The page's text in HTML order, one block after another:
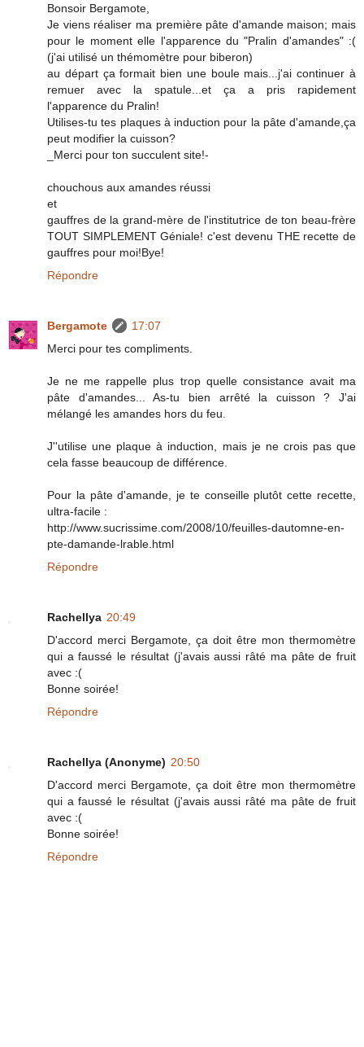
Bonsoir Bergamote,
Je viens réaliser ma première pâte d'amande maison; mais
pour le moment elle l'apparence du "Pralin d'amandes" :(
(j'ai utilisé un thémomètre pour biberon)
au départ ça formait bien une boule mais...j'ai continuer à
remuer avec la spatule...et ça a pris rapidement
l'apparence du Pralin!
Utilises-tu tes plaques à induction pour la pâte d'amande,ça
peut modifier la cuisson?
_Merci pour ton succulent site!-
chouchous aux amandes réussi
et
gauffres de la grand-mère de l'institutrice de ton beau-frère
TOUT SIMPLEMENT Géniale! c'est devenu THE recette de
gauffres pour moi!Bye!
Répondre
Bergamote
17:07
Merci pour tes compliments.
Je ne me rappelle plus trop quelle consistance avait ma
pâte d'amandes... As-tu bien arrêté la cuisson ? J'ai
mélangé les amandes hors du feu.
J''utilise une plaque à induction, mais je ne crois pas que
cela fasse beaucoup de différence.
Pour la pâte d'amande, je te conseille plutôt cette recette,
ultra-facile :
http://www.sucrissime.com/2008/10/feuilles-dautomne-en-
pte-damande-lrable.html
Répondre
Rachellya 20:49
D'accord merci Bergamote, ça doit être mon thermomètre
qui a faussé le résultat (j'avais aussi râté ma pâte de fruit
avec :(
Bonne soirée!
Répondre
Rachellya (Anonyme) 20:50
D'accord merci Bergamote, ça doit être mon thermomètre
qui a faussé le résultat (j'avais aussi râté ma pâte de fruit
avec :(
Bonne soirée!
Répondre